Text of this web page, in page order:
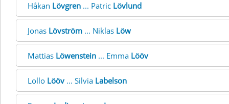
Håkan Lövgren ... Patric Lövlund
Jonas Lövström ... Niklas Löw
Mattias Löwenstein ... Emma Lööv
Lollo Lööv... Silvia Labelson